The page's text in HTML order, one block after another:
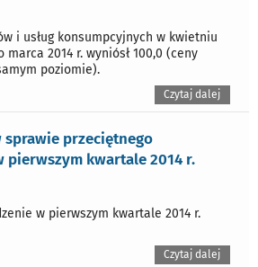
i usług konsumpcyjnych w kwietniu
marca 2014 r. wyniósł 100,0 (ceny
poziomie).
Czytaj dalej
sprawie przeciętnego
pierwszym kwartale 2014 r.
w pierwszym kwartale 2014 r.
Czytaj dalej